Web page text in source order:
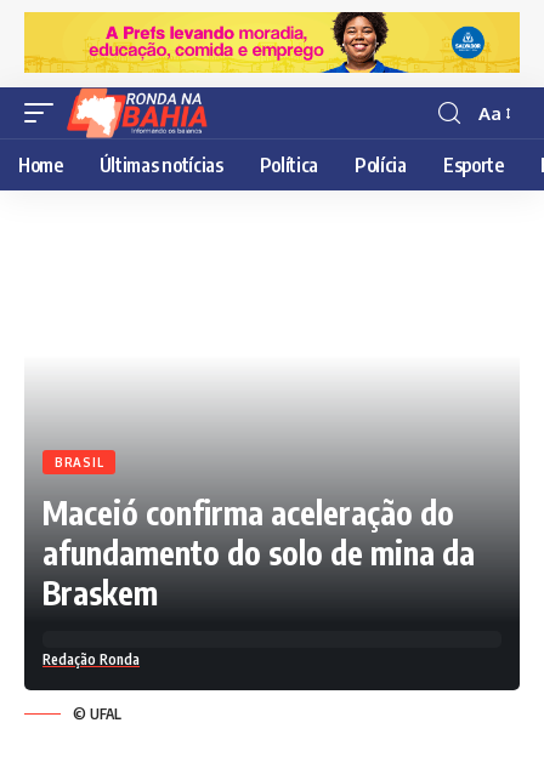
Resisor
de
fonte
Aa
Home Últimas notícias Política Polícia Esporte
BRASIL
Maceió confirma aceleração do
afundamento do solo de mina da
Braskem
Redação Ronda
© UFAL